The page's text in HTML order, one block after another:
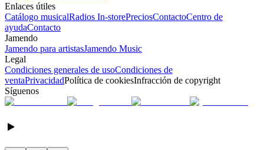
Enlaces útiles
Catálogo musicalRadios In-storePreciosContactoCentro de
ayudaContacto
Jamendo
Jamendo para artistasJamendo Music
Legal
Condiciones generales de usoCondiciones de
ventaPrivacidadPolítica de cookiesInfracción de copyright
Síguenos